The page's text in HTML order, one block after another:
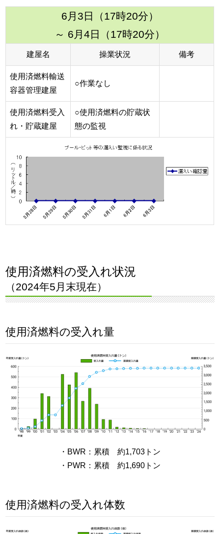
6月3日（17時20分）
～ 6月4日（17時20分）
建屋名 操業状況 備考
使用済燃料輸送
容器管理建屋
○作業なし
使用済燃料受入
れ・貯蔵建屋
○使用済燃料の貯蔵状
態の監視
使用済燃料の受入れ状況
（2024年5月末現在）
使用済燃料の受入れ量
・BWR：累積 約1,703トン
・PWR：累積 約1,690トン
使用済燃料の受入れ体数